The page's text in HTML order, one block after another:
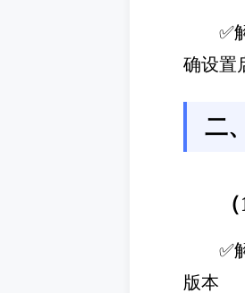
✅
确设置
二
✅
版本